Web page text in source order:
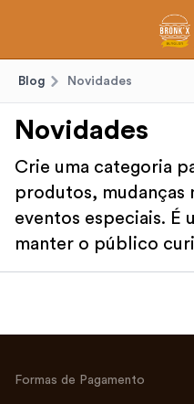
Blog Novidades
Novidades
Crie uma categoria
produtos, mudanças
eventos especiais. É
manter o público
Formas de Pagamento